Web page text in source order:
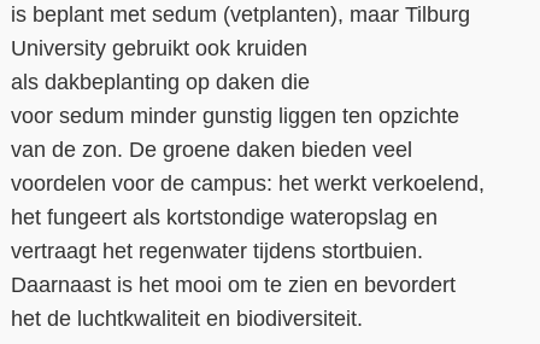
isbeplant met sedum (vetplanten), maar Tilburg
University gebruiktook kruiden
als dakbeplanting op daken die
voor sedum minder gunstig liggen ten opzichte
van de zon. De groene daken bieden veel
voordelen voor de campus: het werkt verkoelend,
het fungeert als kortstondige wateropslag en
vertraagt het regenwater tijdens stortbuien.
Daarnaast is het mooi om te zien en bevordert
het de luchtkwaliteit en biodiversiteit.